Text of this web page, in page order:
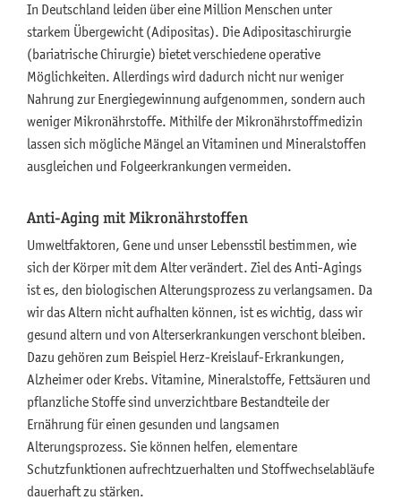
Säure-Basen
Schwangerschaft
Sport
In Deutschland leiden über eine Million Menschen unter
starkem Übergewicht (Adipositas). Die Adipositaschirurgie
(bariatrische Chirurgie) bietet verschiedene operative
Möglichkeiten. Allerdings wird dadurch nicht nur weniger
Nahrung zur Energiegewinnung aufgenommen, sondern auch
weniger Mikronährstoffe. Mithilfe der Mikronährstoffmedizin
lassen sich mögliche Mängel an Vitaminen und Mineralstoffen
ausgleichen und Folgeerkrankungen vermeiden.
Anti-Aging mit Mikronährstoffen
Umweltfaktoren, Gene und unser Lebensstil bestimmen, wie
sich der Körper mit dem Alter verändert. Ziel des Anti-Agings
ist es, den biologischen Alterungsprozess zu verlangsamen. Da
wir das Altern nicht aufhalten können, ist es wichtig, dass wir
gesund altern und von Alterserkrankungen verschont bleiben.
Dazu gehören zum Beispiel Herz-Kreislauf-Erkrankungen,
Alzheimer oder Krebs. Vitamine, Mineralstoffe, Fettsäuren und
pflanzliche Stoffe sind unverzichtbare Bestandteile der
Ernährung für einen gesunden und langsamen
Alterungsprozess. Sie können helfen, elementare
Schutzfunktionen aufrechtzuerhalten und Stoffwechselabläufe
dauerhaft zu stärken.